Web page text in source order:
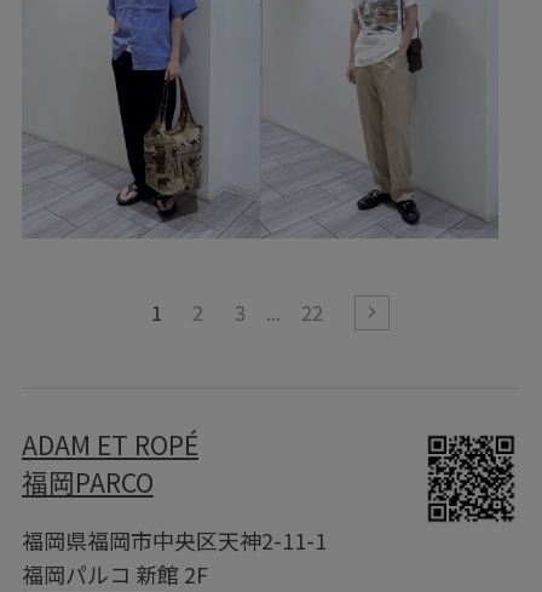
1 2 3 22
ADAM ET ROPÉ
福岡PARCO
福岡県福岡市中央区天神2-11-1
福岡パルコ 新館 2F